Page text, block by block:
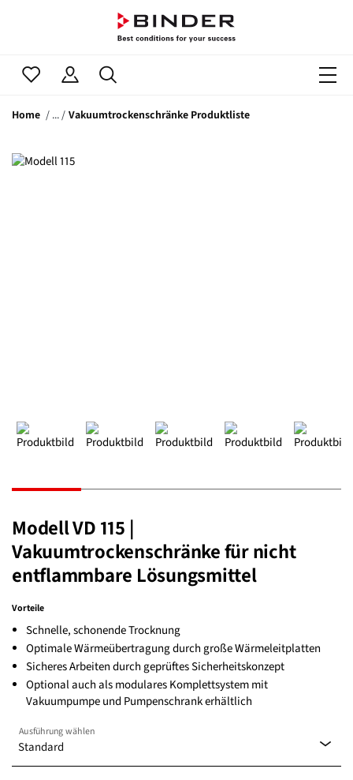
Home Vakuumtrockenschränke Produktliste
Modell VD 115 |
Vakuumtrockenschränke für nicht
entflammbare Lösungsmittel
Vorteile
Schnelle, schonende Trocknung
Optimale Wärmeübertragung durch große Wärmeleitplatten
Sicheres Arbeiten durch geprüftes Sicherheitskonzept
Optional auch als modulares Komplettsystem mit
Vakuumpumpe und Pumpenschrank erhältlich
Standard
Ausführung wählen